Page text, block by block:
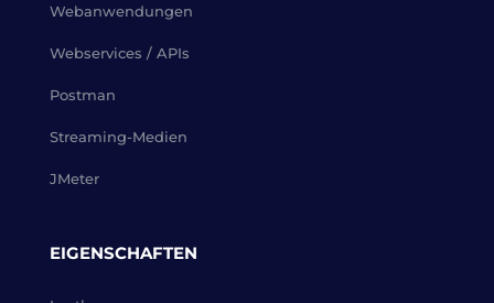
Webanwendungen
Webservices / APIs
Postman
Streaming-Medien
JMeter
EIGENSCHAFTEN